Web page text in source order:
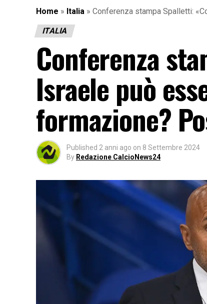
Home » Italia » Conferenza stampa Spalletti:
ITALIA
Conferenza
Israele può
formazione?
Published 2 anni ago on 8 Settembre 2024
By Redazione CalcioNews24